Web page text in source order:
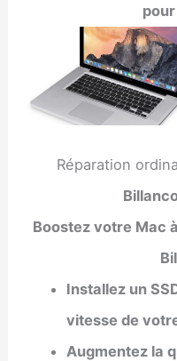
Réparation
Boostez votre Mac
Installez un
vitesse de
Augmentez la